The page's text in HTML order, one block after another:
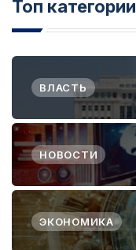
Топ категории
ВЛАСТЬ
НОВОСТИ
ЭКОНОМИКА